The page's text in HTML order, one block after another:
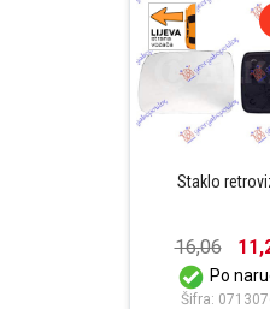
Staklo
16,06
Po
Šifra: